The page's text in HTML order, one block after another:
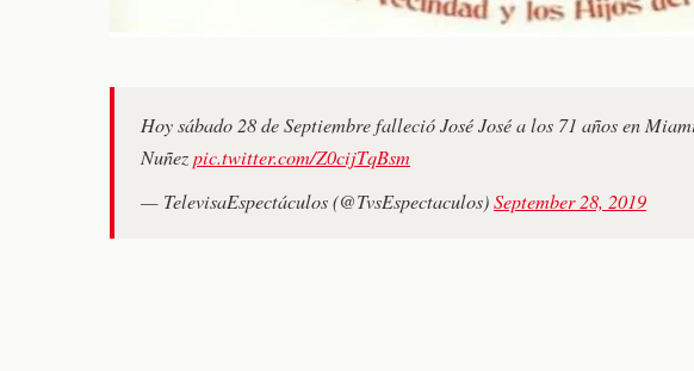
Hoy sábado 28 de Septiembre falleció José José a los 71 años en
Nuñezpic.twitter.com/Z0cijTqBsm
— TelevisaEspectáculos (@TvsEspectaculos)September 28, 2019